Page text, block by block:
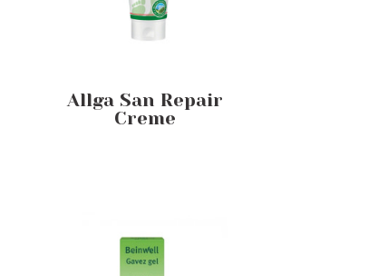
Allga San Repair
Creme